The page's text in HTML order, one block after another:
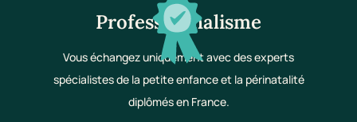
Professionnalisme
Vous échangez uniquement avec des experts
spécialistes de la petite enfance et la périnatalité
diplômés en France.